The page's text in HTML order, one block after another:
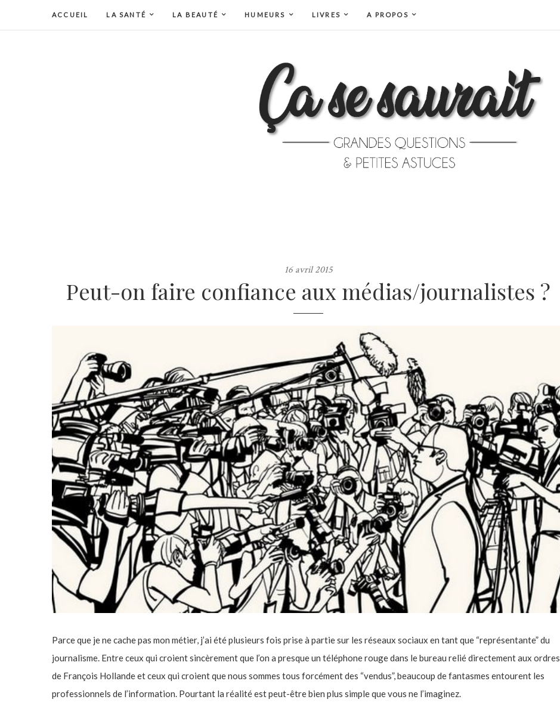
ACCUEIL LA SANTÉ LA BEAUTÉ HUMEURS LIVRES A PROPOS
16 avril 2015
Peut-on faire confiance aux médias/journalistes ?
Parce que je ne cache pas mon métier, j’ai été plusieurs fois prise à partie sur les réseaux sociaux en tant que “représentante” du
journalisme. Entre ceux qui croient sincèrement que l’on a presque un téléphone rouge dans le bureau relié directement aux ordres
de François Hollande et ceux qui croient que nous sommes tous forcément des “vendus”, beaucoup de fantasmes entourent les
professionnels de l’information. Pourtant la réalité est peut-être bien plus simple que vous ne l’imaginez.